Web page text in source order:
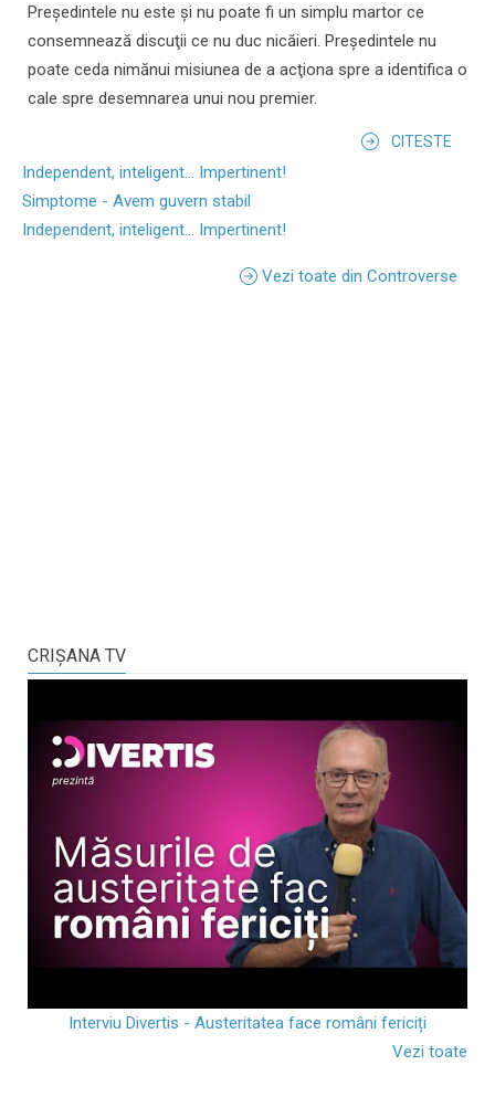
Preşedintele nu este şi nu poate fi un simplu martor ce
consemnează discuţii ce nu duc nicăieri. Preşedintele nu
poate ceda nimănui misiunea de a acţiona spre a identifica o
cale spre desemnarea unui nou premier.
CITESTE
Independent, inteligent... Impertinent!
Simptome - Avem guvern stabil
Independent, inteligent... Impertinent!
Vezi toate din Controverse
CRIŞANA TV
Interviu Divertis - Austeritatea face români fericiți
Vezi toate